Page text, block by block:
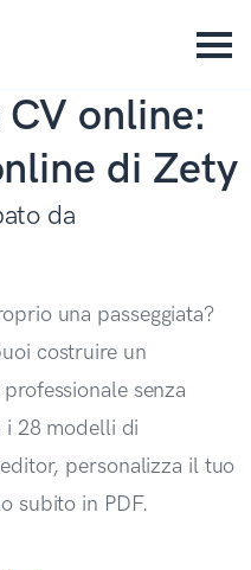
online:
di Zety
da
una passeggiata?
costruire un
senza
28 modelli di
personalizza il tuo
subito in PDF.